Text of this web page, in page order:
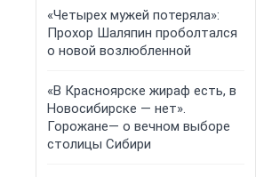
«Четырех мужей потеряла»:
Прохор Шаляпин проболтался
о новой возлюбленной
«В Красноярске жираф есть, в
Новосибирске — нет».
Горожане— о вечном выборе
столицы Сибири